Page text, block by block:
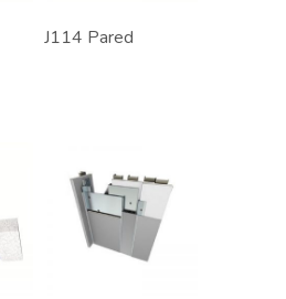
J114 Pared